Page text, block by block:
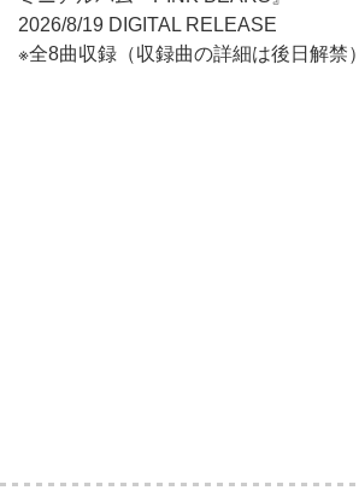
2026/8/19 DIGITAL RELEASE
※全8曲収録（収録曲の詳細は後日解禁）